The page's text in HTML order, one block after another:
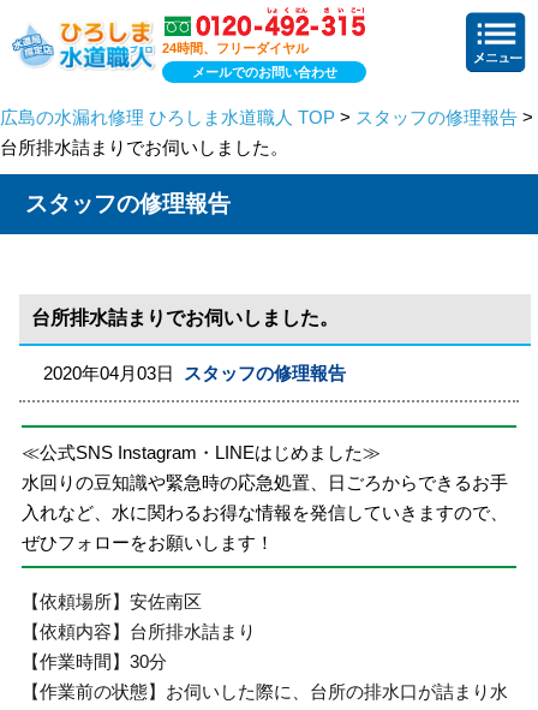
24時間、フリーダイヤル
メールでのお問い合わせ
広島の水漏れ修理 ひろしま水道職人 TOP > スタッフの修理報告 >
台所排水詰まりでお伺いしました。
スタッフの修理報告
台所排水詰まりでお伺いしました。
2020年04月03日 スタッフの修理報告
≪公式SNS Instagram・LINEはじめました≫
水回りの豆知識や緊急時の応急処置、日ごろからできるお手
入れなど、水に関わるお得な情報を発信していきますので、
ぜひフォローをお願いします！
【依頼場所】安佐南区
【依頼内容】台所排水詰まり
【作業時間】30分
【作業前の状態】お伺いした際に、台所の排水口が詰まり水